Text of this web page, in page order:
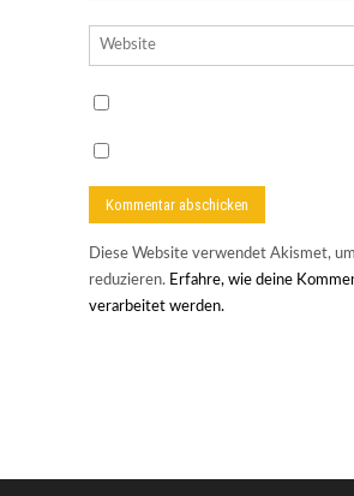
Diese Website verwendet Akismet,
reduzieren. Erfahre, wie deine
verarbeitet werden.